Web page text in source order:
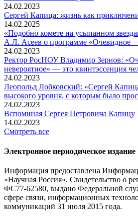
24.02.2023
Сергей Капица: жизнь как
14.02.2025
«Подобно комете на усыпанном
А.Л. Асеев о программе «Очевидное
24.02.2023
Ректор РосНОУ Владимир Зернов:
невероятное» — это квинтэссенция
24.02.2023
Леопольд Лобковский: «Сергей
высокого уровня, с которым было
24.02.2023
Вспоминaя Сергея Петровича Капицу
14.02.2023
Смотреть все
Электронное периодическое
Информация предоставлена
«Научная Россия». Свидетельство
ФС77-62580, выдано Федеральной
сфере связи, информационных
коммуникаций 31 июля 2015 года.